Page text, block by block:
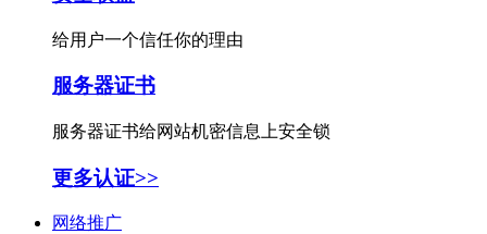
给用户一个信任你的理由
服务器证书
服务器证书给网站机密信息上安全锁
更多认证>>
网络推广